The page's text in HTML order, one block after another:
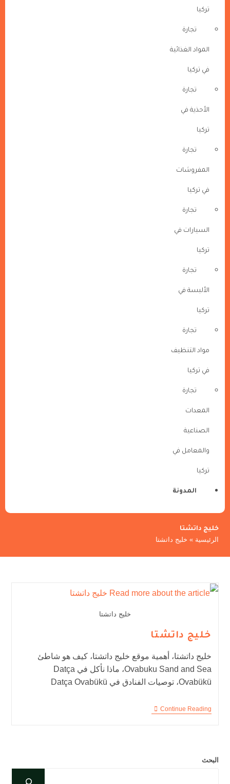
تركيا
تجارة
المواد الغذائية
في تركيا
تجارة
الأحذية في
تركيا
تجارة
المفروشات
في تركيا
تجارة
السيارات في
تركيا
تجارة
الألبسة في
تركيا
تجارة
مواد التنظيف
في تركيا
تجارة
المعدات
الصناعية
والمعامل في
تركيا
المدونة
خليج داتشتا
الرئيسية» خليج داتشتا
خليج داتشتا
خليج داتشتا
خليج داتشتا، أهمية موقع خليج داتشتا، كيف هو شاطئ
Ovabuku Sand and Sea، ماذا نأكل في Datça
Ovabükü، توصيات الفنادق في Datça Ovabükü
Continue Reading
البحث